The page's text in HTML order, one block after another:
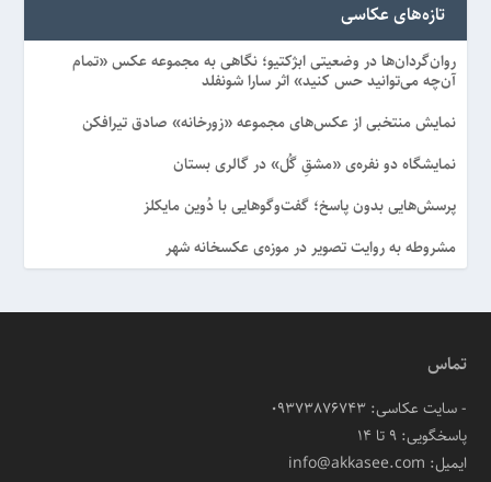
تازه‌های عکاسی
روان‌گردان‌ها در وضعیتی ابژکتیو؛ نگاهی به مجموعه عکس «تمام
آن‌چه می‌توانید حس کنید» اثر سارا شونفلد
نمایش منتخبی از عکس‌های مجموعه «زورخانه» صادق تیرافکن
نمایشگاه دو نفره‌ی «مشقِ گُل» در گالری بستان
پرسش‌هایی بدون پاسخ؛ گفت‌وگوهایی با دُوین مایکلز
مشروطه به روایت تصویر در موزه‌ی عکسخانه شهر
تماس
- سایت عکاسی: 09373876743
پاسخگویی: ۹ تا ۱۴
ایمیل: info@akkasee.com